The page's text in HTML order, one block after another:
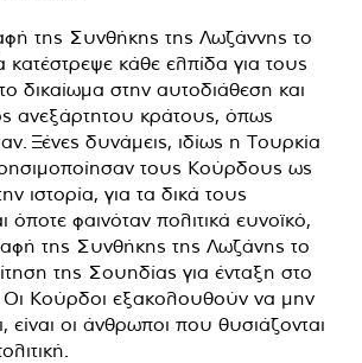
της Συνθήκης της Λωζάννης το
κατέστρεψε κάθε ελπίδα για τους
δικαίωμα στην αυτοδιάθεση και
ανεξάρτητου κράτους, όπως
Ξένες δυνάμεις, ιδίως η Τουρκία
τους Κούρδους ως
ιστορία, για τα δικά τους
όποτε φαινόταν πολιτικά ευνοϊκό,
της Συνθήκης της Λωζάνης το
της Σουηδίας για ένταξη στο
Κούρδοι εξακολουθούν να μην
είναι οι άνθρωποι που θυσιάζονται